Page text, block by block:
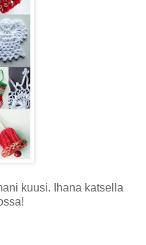
kuusi. Ihana katsella